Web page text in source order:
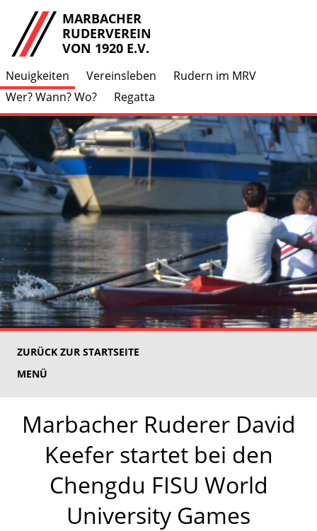
MARBACHER
RUDERVEREIN
VON 1920 E.V.
Neuigkeiten Vereinsleben
Rudern im MRV
Wer? Wann? Wo?
Regatta
ZURÜCK ZUR STARTSEITE
MENÜ
Marbacher Ruderer David
Keefer startet bei den
Chengdu FISU World
University Games